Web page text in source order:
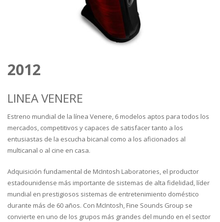
2012
LINEA VENERE
Estreno mundial de la línea Venere, 6 modelos aptos para todos los
mercados, competitivos y capaces de satisfacer tanto a los
entusiastas de la escucha bicanal como a los aficionados al
multicanal o al cine en casa.
Adquisición fundamental de McIntosh Laboratories, el productor
estadounidense más importante de sistemas de alta fidelidad, líder
mundial en prestigiosos sistemas de entretenimiento doméstico
durante más de 60 años. Con McIntosh, Fine Sounds Group se
convierte en uno de los grupos más grandes del mundo en el sector